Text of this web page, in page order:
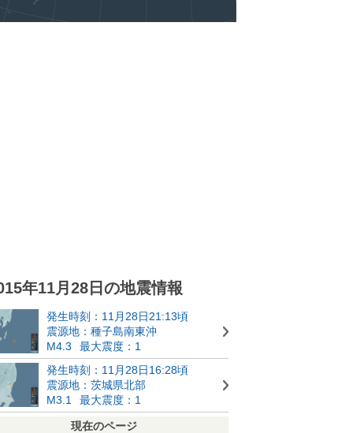
年11月28日の地震情報
発生時刻：11月28日21:13頃
震源地：種子島南東沖
M4.3
最大震度：1
発生時刻：11月28日16:28頃
震源地：茨城県北部
M3.1
最大震度：1
現在のページ